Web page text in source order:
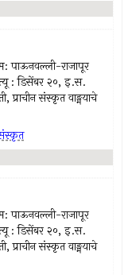
पाऊनवल्ली-राजापूर
: डिसेंबर २०, इ.स.
प्राचीन संस्कृत वाङ्मयाचे
पाऊनवल्ली-राजापूर
: डिसेंबर २०, इ.स.
प्राचीन संस्कृत वाङ्मयाचे